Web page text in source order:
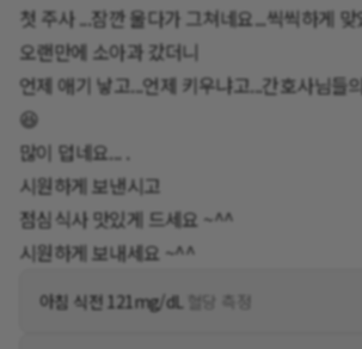
첫 주사 ...잠깐 울다가 그쳐네요...씩씩하게 맞
오랜만에 소아과 갔더니
언제 애기 낳고...언제 키우냐고...간호사님들
😆
많이 덥네요... .
시원하게 보낸시고
점심식사 맛있게 드세요 ~^^
시원하게 보내세요 ~^^
아침 식전 121mg/dL 혈당 측정